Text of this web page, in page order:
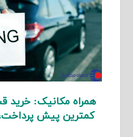
همراه مکانیک: خرید
کمترین پیش